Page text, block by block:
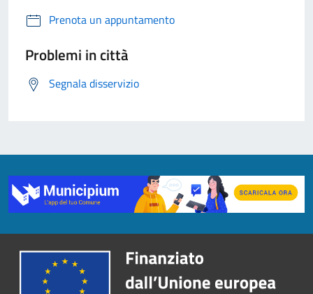
Prenota un appuntamento
Problemi in città
Segnala disservizio